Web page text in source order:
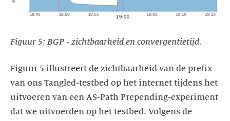
Figuur 5: BGP - zichtbaarheid en convergentietijd.
Figuur 5 illustreert de zichtbaarheid van de prefix
van ons Tangled-testbed op het internet tijdens het
uitvoeren van een AS-Path Prepending-experiment
dat we uitvoerden op het testbed. Volgens de